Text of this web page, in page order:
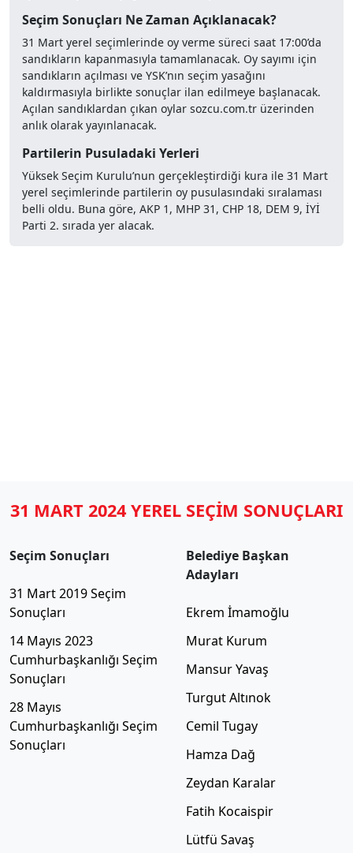
Seçim Sonuçları Ne Zaman Açıklanacak?
31 Mart yerel seçimlerinde oy verme süreci saat 17:00’da
sandıkların kapanmasıyla tamamlanacak. Oy sayımı için
sandıkların açılması ve YSK’nın seçim yasağını
kaldırmasıyla birlikte sonuçlar ilan edilmeye başlanacak.
Açılan sandıklardan çıkan oylar sozcu.com.tr üzerinden
anlık olarak yayınlanacak.
Partilerin Pusuladaki Yerleri
Yüksek Seçim Kurulu’nun gerçekleştirdiği kura ile 31 Mart
yerel seçimlerinde partilerin oy pusulasındaki sıralaması
belli oldu. Buna göre, AKP 1, MHP 31, CHP 18, DEM 9, İYİ
Parti 2. sırada yer alacak.
31 MART 2024 YEREL SEÇİM SONUÇLARI
Seçim Sonuçları
31 Mart 2019 Seçim
Sonuçları
14 Mayıs 2023
Cumhurbaşkanlığı Seçim
Sonuçları
28 Mayıs
Cumhurbaşkanlığı Seçim
Sonuçları
Belediye Başkan
Adayları
Ekrem İmamoğlu
Murat Kurum
Mansur Yavaş
Turgut Altınok
Cemil Tugay
Hamza Dağ
Zeydan Karalar
Fatih Kocaispir
Lütfü Savaş